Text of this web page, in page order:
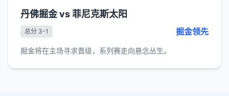
丹佛掘金 vs 菲尼克斯太阳
总分 3-1 掘金领先
掘金将在主场寻求晋级，系列赛走向悬念丛生。